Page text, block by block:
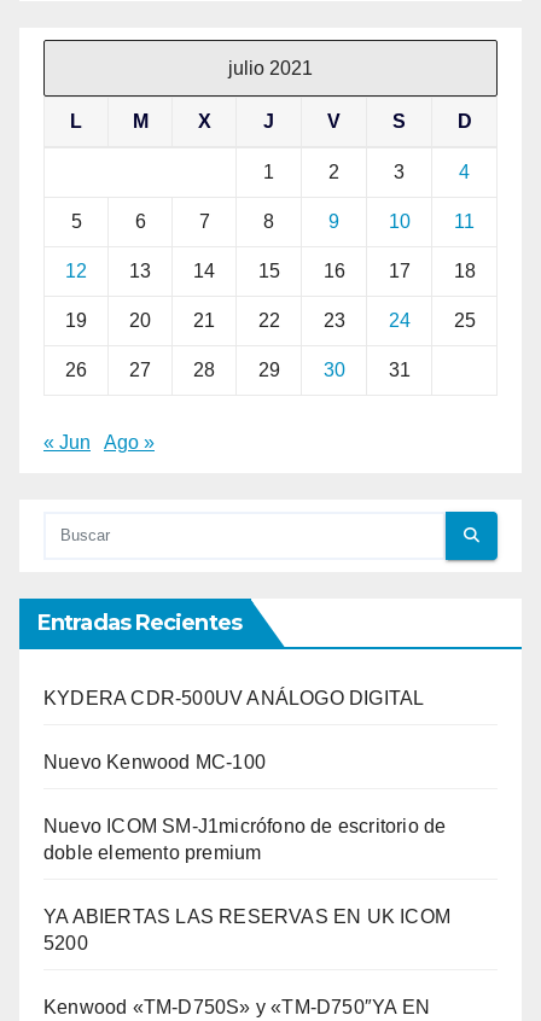
julio 2021
L M X J V S D
1 2 3 4
5 6 7 8 9 10 11
12 13 14 15 16 17 18
19 20 21 22 23 24 25
26 27 28 29 30 31
« Jun Ago »
Entradas Recientes
KYDERA CDR-500UV ANÁLOGO DIGITAL
Nuevo Kenwood MC-100
Nuevo ICOM SM-J1micrófono de escritorio de
doble elemento premium
YA ABIERTAS LAS RESERVAS EN UK ICOM
5200
Kenwood «TM-D750S» y «TM-D750″YA EN